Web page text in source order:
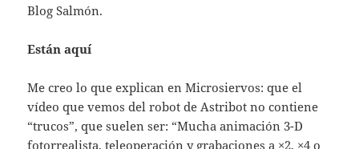
Blog Salmón.
Están aquí
Me creo lo que explican en Microsiervos: que el
vídeo que vemos del robot de Astribot no contiene
“trucos”, que suelen ser: “Mucha animación 3-D
fotorrealista, teleoperación y grabaciones a ×2, ×4 o